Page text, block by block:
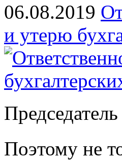
06.08.2019
и утерю
Поэтому не